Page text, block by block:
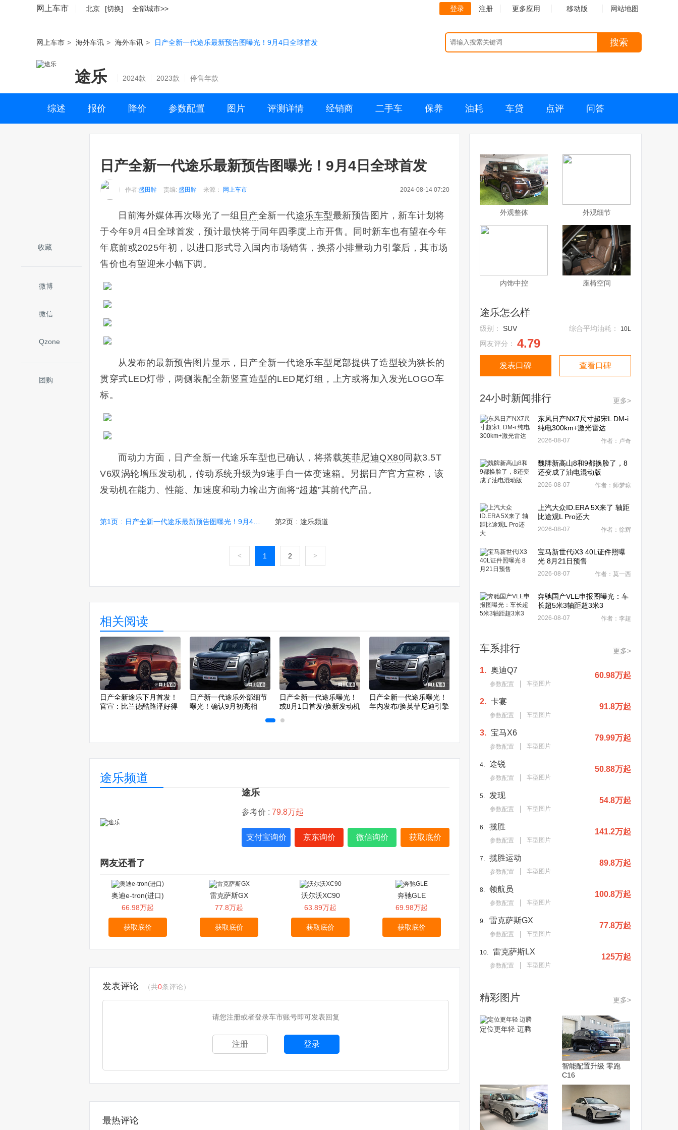
网上车市 北京 [切换] 全部城市>> 登录 注册 更多应用 移动版 网站地图
网上车市 > 海外车讯 > 海外车讯 > 日产全新一代途乐最新预告图曝光！9月4日全球首发 搜索
途乐 2024款 2023款 停售年款
综述 报价 降价 参数配置 图片 评测详情 经销商 二手车 保养 油耗 车贷 点评 问答
收藏
微博
微信
Qzone
团购
日产全新一代途乐最新预告图曝光！9月4日全球首发
作者:盛田肸 责编: 盛田肸 来源： 网上车市 2024-08-14 07:20
日前海外媒体再次曝光了一组 日产全新一代途乐车型最新预告图片，新车计划将
于今年9月4日全球首发，预计最快将于同年四季度上市开售。同时新车也有望在今年
年底前或2025年初，以进口形式导入国内市场销售，换搭小排量动力引擎后，其市场
售价也有望迎来小幅下调。
从发布的最新预告图片显示，日产全新一代途乐车型尾部提供了造型较为狭长的
贯穿式LED灯带，两侧装配全新竖直造型的LED尾灯组，上方或将加入发光LOGO车
标。
而动力方面，日产全新一代途乐车型也已确认，将搭载英菲尼迪QX80 同款3.5T
V6双涡轮增压发动机，传动系统升级为9速手自一体变速箱。另据日产官方宣称，该
发动机在能力、性能、加速度和动力输出方面将“超越”其前代产品。
第1页 : 日产全新一代途乐最新预告图曝光！9月4日全球首发 第2页 : 途乐频道
< 1 2 >
相关阅读
日产全新途乐下月首发！
官宣：比兰德酷路泽好得
日产新一代途乐外部细节
曝光！确认9月初亮相
日产全新一代途乐曝光！
或8月1日首发/换新发动机
日产全新一代途乐曝光！
年内发布/换英菲尼迪引擎
日产新旗舰SUV曝光！品
牌高管：“比丰田陆巡还
换搭涡轮引擎/pk丰田陆巡
途乐频道
途乐
参考价 : 79.8万起
支付宝询价 京东询价 微信询价 获取底价
网友还看了
奥迪e-tron(进口)
66.98万起
获取底价
雷克萨斯GX
77.8万起
获取底价
沃尔沃XC90
63.89万起
获取底价
奔驰GLE
69.98万起
获取底价
发表评论 （共0条评论）
请您注册或者登录车市账号即可发表回复
注册 登录
最热评论
外观整体 外观细节
内饰中控 座椅空间
途乐怎么样
级别： SUV 综合平均油耗： 10L
网友评分： 4.79
发表口碑 查看口碑
24小时新闻排行 更多>
东风日产NX7尺寸超宋L DM-i
纯电300km+激光雷达
2026-08-07 作者：卢奇
魏牌新高山8和9都换脸了，8
还变成了油电混动版
2026-08-07 作者：师梦琼
上汽大众ID.ERA 5X来了 轴距
比途观L Pro还大
2026-08-07 作者：徐辉
宝马新世代iX3 40L证件照曝
光 8月21日预售
2026-08-07 作者：莫一西
奔驰国产VLE申报图曝光：车
长超5米3轴距超3米3
2026-08-07 作者：李超
车系排行 更多>
1. 奥迪Q7
参数配置 车型图片
60.98万起
2. 卡宴
参数配置 车型图片
91.8万起
3. 宝马X6
参数配置 车型图片
79.99万起
4. 途锐
参数配置 车型图片
50.88万起
5. 发现
参数配置 车型图片
54.8万起
6. 揽胜
参数配置 车型图片
141.2万起
7. 揽胜运动
参数配置 车型图片
89.8万起
8. 领航员
参数配置 车型图片
100.8万起
9. 雷克萨斯GX
参数配置 车型图片
77.8万起
10. 雷克萨斯LX
参数配置 车型图片
125万起
精彩图片 更多>
定位更年轻 迈腾
智能配置升级 零跑
C16